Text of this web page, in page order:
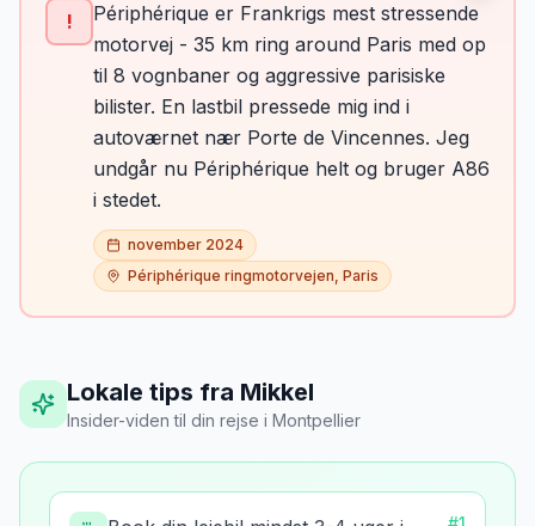
!
Périphérique er Frankrigs mest stressende
motorvej - 35 km ring around Paris med op
til 8 vognbaner og aggressive parisiske
bilister. En lastbil pressede mig ind i
autoværnet nær Porte de Vincennes. Jeg
undgår nu Périphérique helt og bruger A86
i stedet.
november 2024
Périphérique ringmotorvejen, Paris
Lokale tips fra Mikkel
Insider-viden til din rejse i Montpellier